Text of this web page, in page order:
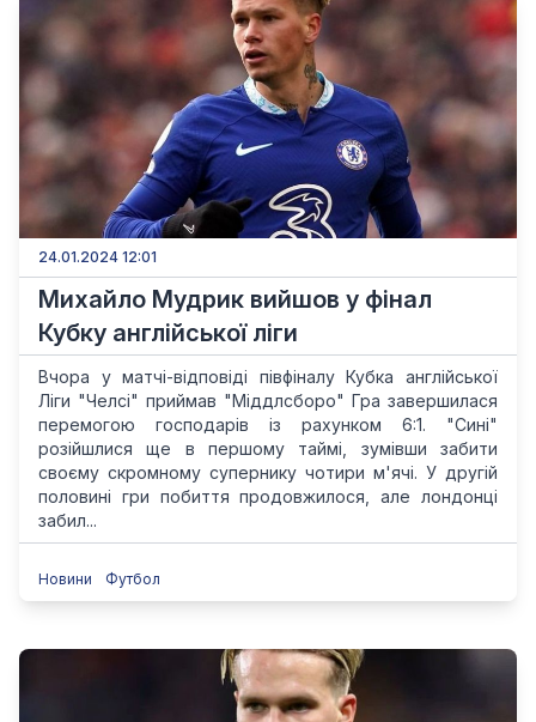
24.01.2024 12:01
Михайло Мудрик вийшов у фінал
Кубку англійської ліги
Вчора у матчі-відповіді півфіналу Кубка англійської
Ліги "Челсі" приймав "Міддлсборо" Гра завершилася
перемогою господарів із рахунком 6:1. "Сині"
розійшлися ще в першому таймі, зумівши забити
своєму скромному супернику чотири м'ячі. У другій
половині гри побиття продовжилося, але лондонці
забил...
Новини Футбол